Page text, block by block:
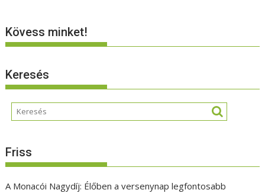
Kövess minket!
Keresés
Friss
A Monacói Nagydíj: Élőben a versenynap legfontosabb